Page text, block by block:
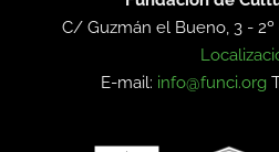
C/ Guzmán el Bueno, 3 -
E-mail: info@funci.org